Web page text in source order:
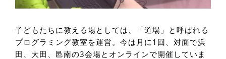
子どもたちに教える場としては、「道場」と呼ばれる
プログラミング教室を運営。今は月に1回、対面で浜
田、大田、邑南の3会場とオンラインで開催していま